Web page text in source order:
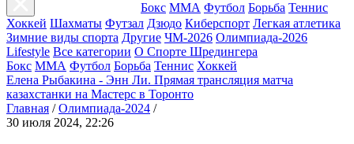
Бокс ММА Футбол Борьба Теннис
Хоккей Шахматы Футзал Дзюдо Киберспорт Легкая атлетика
Зимние виды спорта Другие ЧМ-2026 Олимпиада-2026
Lifestyle Все категории О Спорте Шредингера
Бокс ММА Футбол Борьба Теннис Хоккей
Елена Рыбакина - Энн Ли. Прямая трансляция матча
казахстанки на Мастерс в Торонто
Главная / Олимпиада-2024 /
30 июля 2024, 22:26